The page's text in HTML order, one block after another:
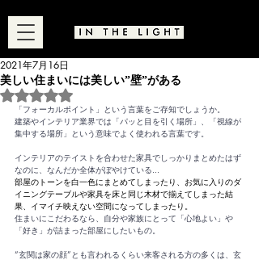
美しい住まいには美しい”壁”がある
2021年7月16日
5つ星のうちNaNと評価されています。
「フォーカルポイント」という言葉をご存知でしょうか。
建築やインテリア業界では「パッと目を引く場所」、「視線が
集中する場所」という意味でよく使われる言葉です。
インテリアのテイストを合わせた家具でしっかりまとめたはず
なのに、なんだか全体がぼやけている...
部屋のトーンを白一色にまとめてしまったり、お気に入りのダ
イニングテーブルや家具を床と同じ木材で揃えてしまった結
果、イマイチ映えない空間になってしまったり。
住まいにこだわるなら、自分や家族にとって「心地よい」や
「好き」が詰まった部屋にしたいもの。
“玄関は家の顔”とも言われるくらい来客される方の多くは、玄